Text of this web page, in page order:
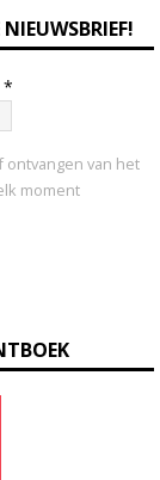
*
ontvangen van het
moment